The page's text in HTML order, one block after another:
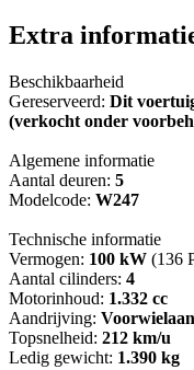
Extra
Beschikbaarheid
Gereserveerd: Dit
(verkocht onder
Algemene informatie
Aantal deuren: 5
Modelcode: W247
Technische informatie
Vermogen: 100 kW (136
Aantal cilinders: 4
Motorinhoud: 1.332 cc
Aandrijving:
Topsnelheid: 212 km/u
Ledig gewicht: 1.390 kg